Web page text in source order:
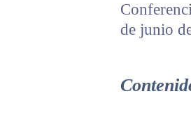
de junio